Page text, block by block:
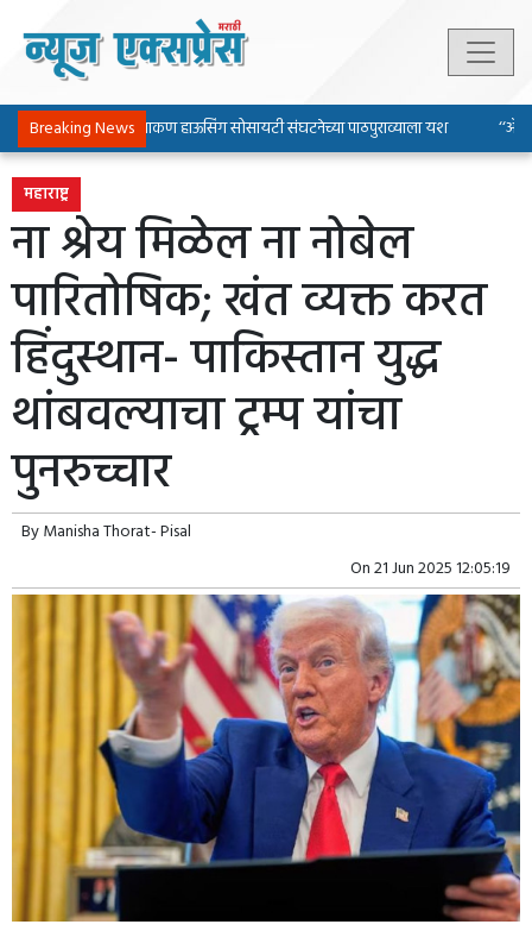
Breaking News
पिंपरी-चिंचवड चाकण हाऊसिंग सोसायटी संघटनेच्या पाठपुराव्याला यश
महाराष्ट्र
ना श्रेय मिळेल ना नोबेल
पारितोषिक; खंत व्यक्त करत
हिंदुस्थान- पाकिस्तान युद्ध
थांबवल्याचा ट्रम्प यांचा
पुनरुच्चार
ByManisha Thorat- Pisal
On21 Jun 2025 12:05:19